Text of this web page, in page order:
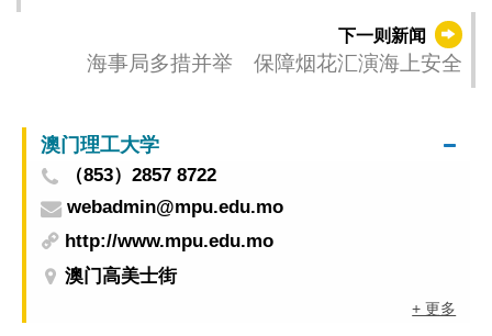
下一则新闻
海事局多措并举 保障烟花汇演海上安全
澳门理工大学
（853）2857 8722
webadmin@mpu.edu.mo
http://www.mpu.edu.mo
澳门高美士街
+ 更多